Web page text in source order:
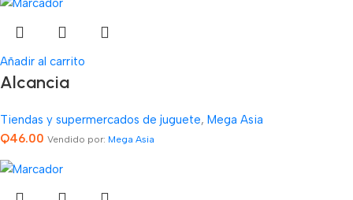
Añadir al carrito
Alcancia
Tiendas y supermercados de juguete, Mega Asia
Q46.00 Vendido por: Mega Asia